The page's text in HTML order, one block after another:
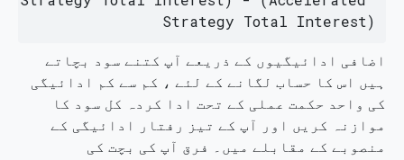
Strategy Total Interest)
اضافی ادائیگیوں کے ذریعے آپ کتنے سود بچاتے
ہیں اس کا حساب لگانے کے لئے ، کم سے کم ادائیگی
کی واحد حکمت عملی کے تحت ادا کردہ کل سود کا
موازنہ کریں اور آپ کے تیز رفتار ادائیگی کے
منصوبے کے مقابلے میں۔ فرق آپ کی بچت کی